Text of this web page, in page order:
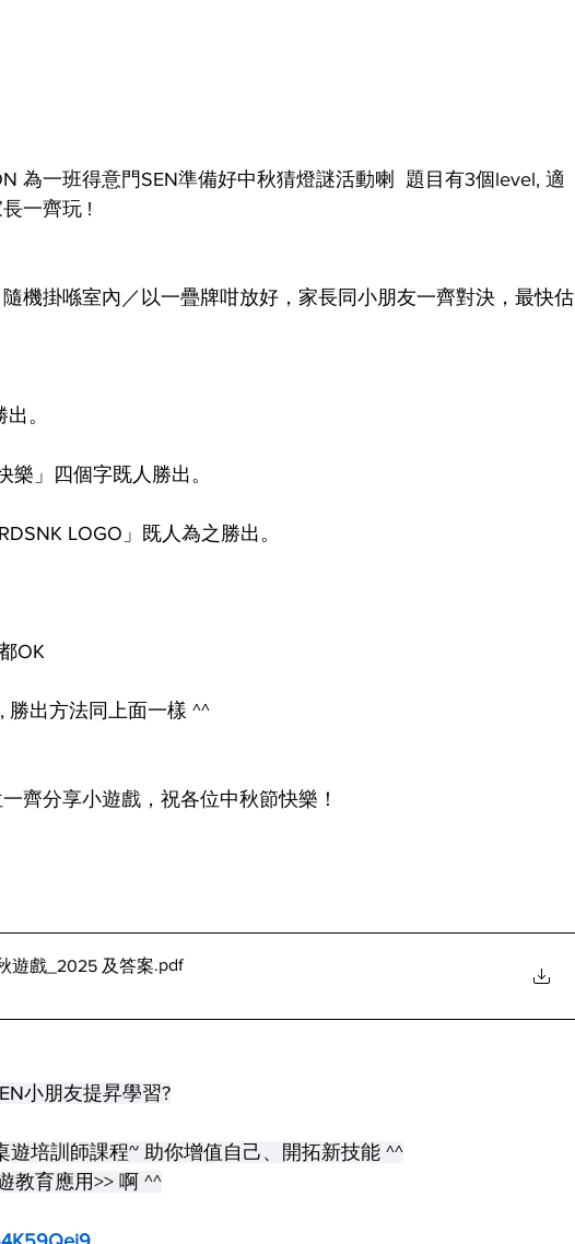
為一班得意門SEN準備好中秋猜燈謎活動喇  題目有3個level, 適
一齊玩 !
機掛喺室內／以一疊牌咁放好，家長同小朋友一齊對決，最快估
。
樂」四個字既人勝出。
LOGO」既人為之勝出。
OK
勝出方法同上面一樣 ^^
齊分享小遊戲，祝各位中秋節快樂！
遊戲_2025 及答案.pdf
小朋友提昇學習?
遊培訓師課程~ 助你增值自己、開拓新技能 ^^
教育應用>> 啊 ^^